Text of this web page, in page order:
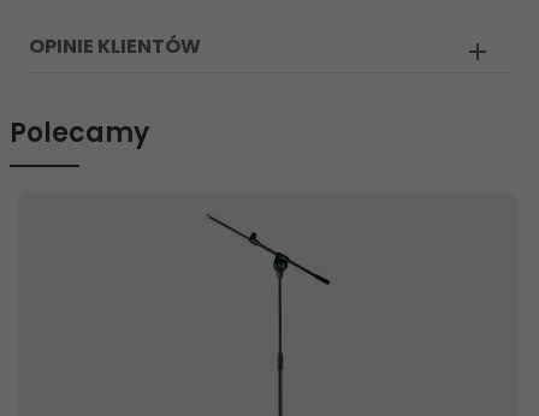
OPINIE KLIENTÓW
Polecamy